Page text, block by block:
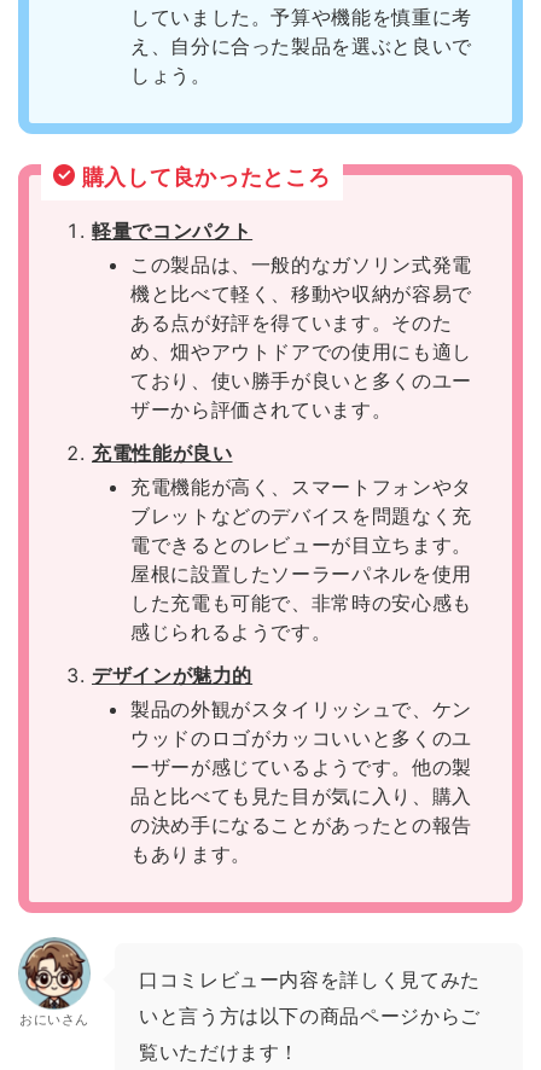
していました。予算や機能を慎重に考
え、自分に合った製品を選ぶと良いで
しょう。
購入して良かったところ
軽量でコンパクト
この製品は、一般的なガソリン式発電
機と比べて軽く、移動や収納が容易で
ある点が好評を得ています。そのた
め、畑やアウトドアでの使用にも適し
ており、使い勝手が良いと多くのユー
ザーから評価されています。
充電性能が良い
充電機能が高く、スマートフォンやタ
ブレットなどのデバイスを問題なく充
電できるとのレビューが目立ちます。
屋根に設置したソーラーパネルを使用
した充電も可能で、非常時の安心感も
感じられるようです。
デザインが魅力的
製品の外観がスタイリッシュで、ケン
ウッドのロゴがカッコいいと多くのユ
ーザーが感じているようです。他の製
品と比べても見た目が気に入り、購入
の決め手になることがあったとの報告
もあります。
おにいさん
口コミレビュー内容を詳しく見てみた
いと言う方は以下の商品ページからご
覧いただけます！